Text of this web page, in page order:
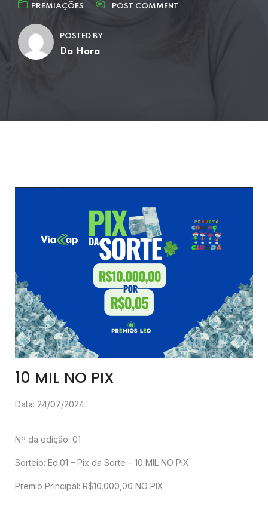
PREMIAÇÕES POST COMMENT
POSTED BY
Da Hora
10 MIL NO PIX
Data: 24/07/2024
Nº da edição: 01
Sorteio: Ed.01 – Pix da Sorte – 10 MIL NO PIX
Premio Principal: R$10.000,00 NO PIX